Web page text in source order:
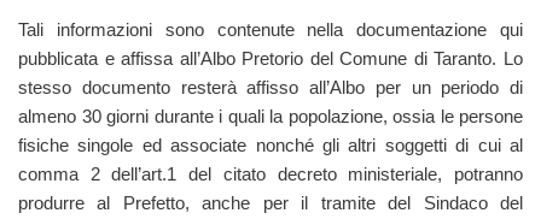
Tali informazioni sono contenute nella documentazione qui
pubblicata e affissa all’Albo Pretorio del Comune di Taranto. Lo
stesso documento resterà affisso all’Albo per un periodo di
almeno 30 giorni durante i quali la popolazione, ossia le persone
fisiche singole ed associate nonché gli altri soggetti di cui al
comma 2 dell’art.1 del citato decreto ministeriale, potranno
produrre al Prefetto, anche per il tramite del Sindaco del